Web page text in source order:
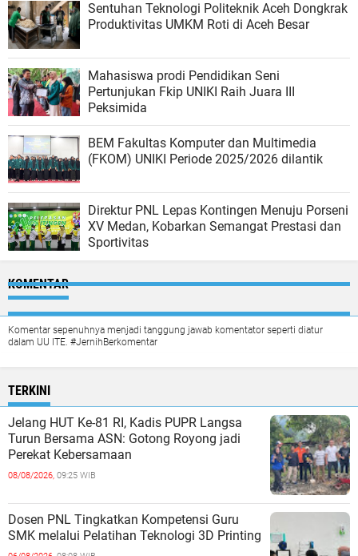
Sentuhan Teknologi Politeknik Aceh Dongkrak
Produktivitas UMKM Roti di Aceh Besar
Mahasiswa prodi Pendidikan Seni
Pertunjukan Fkip UNIKI Raih Juara III
Peksimida
BEM Fakultas Komputer dan Multimedia
(FKOM) UNIKI Periode 2025/2026 dilantik
Direktur PNL Lepas Kontingen Menuju Porseni
XV Medan, Kobarkan Semangat Prestasi dan
Sportivitas
KOMENTAR
Komentar sepenuhnya menjadi tanggung jawab komentator seperti diatur
dalam UU ITE. #JernihBerkomentar
TERKINI
Jelang HUT Ke-81 RI, Kadis PUPR Langsa
Turun Bersama ASN: Gotong Royong jadi
Perekat Kebersamaan
08/08/2026, 09:25 WIB
Dosen PNL Tingkatkan Kompetensi Guru
SMK melalui Pelatihan Teknologi 3D Printing